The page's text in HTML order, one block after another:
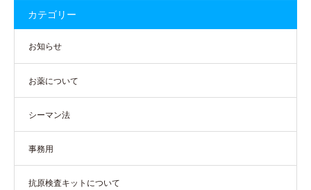
カテゴリー
お知らせ
お薬について
シーマン法
事務用
抗原検査キットについて